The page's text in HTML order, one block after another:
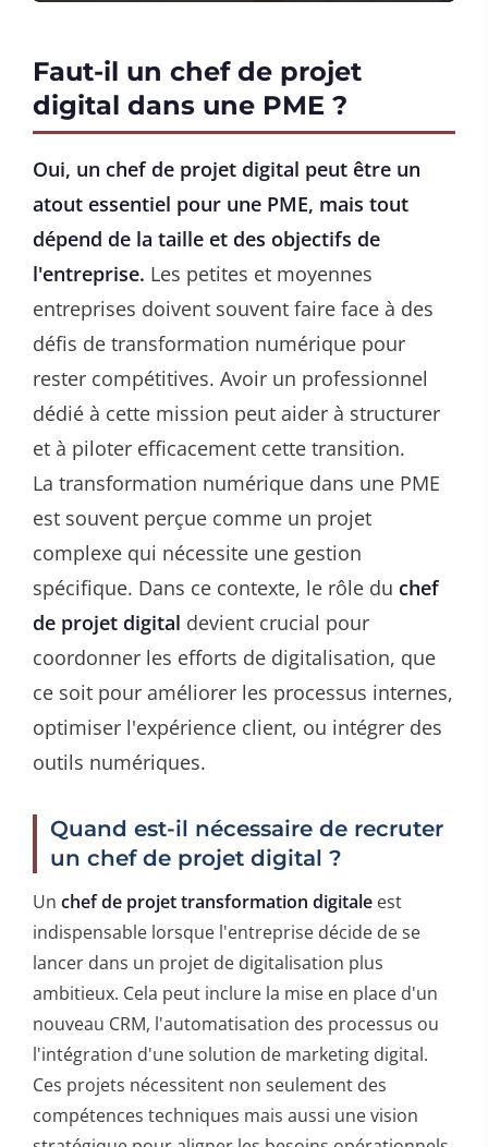
Faut-il un chef de projet
digital dans une PME ?
Oui, un chef de projet digital peut être un
atout essentiel pour une PME, mais tout
dépend de la taille et des objectifs de
l'entreprise. Les petites et moyennes
entreprises doivent souvent faire face à des
défis de transformation numérique pour
rester compétitives. Avoir un professionnel
dédié à cette mission peut aider à structurer
et à piloter efficacement cette transition.
La transformation numérique dans une PME
est souvent perçue comme un projet
complexe qui nécessite une gestion
spécifique. Dans ce contexte, le rôle du chef
de projet digital devient crucial pour
coordonner les efforts de digitalisation, que
ce soit pour améliorer les processus internes,
optimiser l'expérience client, ou intégrer des
outils numériques.
Quand est-il nécessaire de recruter
un chef de projet digital ?
Un chef de projet transformation digitale est
indispensable lorsque l'entreprise décide de se
lancer dans un projet de digitalisation plus
ambitieux. Cela peut inclure la mise en place d'un
nouveau CRM, l'automatisation des processus ou
l'intégration d'une solution de marketing digital.
Ces projets nécessitent non seulement des
compétences techniques mais aussi une vision